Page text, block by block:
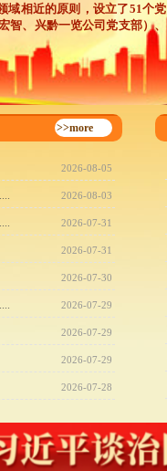
域相近的原则 ，设立了51个党
智、兴黔一览公司党支部）、
>>more
2026-08-05
2026-08-03
2026-07-31
2026-07-31
2026-07-30
2026-07-29
2026-07-29
2026-07-29
2026-07-28